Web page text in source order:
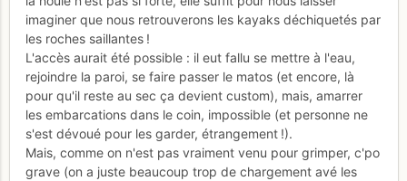
imaginer que nous retrouverons les kayaks déchiquetés par
les roches saillantes !
L'accès aurait été possible : il eut fallu se mettre à l'eau,
rejoindre la paroi, se faire passer le matos (et encore, là
pour qu'il reste au sec ça devient custom), mais, amarrer
les embarcations dans le coin, impossible (et personne ne
s'est dévoué pour les garder, étrangement !).
Mais, comme on n'est pas vraiment venu pour grimper, c'po
grave (on a juste beaucoup trop de chargement avé les